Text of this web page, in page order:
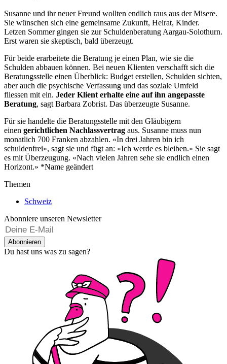
Susanne und ihr neuer Freund wollten endlich raus aus der Misere.
Sie wünschen sich eine gemeinsame Zukunft, Heirat, Kinder.
Letzen Sommer gingen sie zur Schuldenberatung Aargau-Solothurn.
Erst waren sie skeptisch, bald überzeugt.
Für beide erarbeitete die Beratung je einen Plan, wie sie die
Schulden abbauen können. Bei neuen Klienten verschafft sich die
Beratungsstelle einen Überblick: Budget erstellen, Schulden sichten,
aber auch die psychische Verfassung und das soziale Umfeld
fliessen mit ein. Jeder Klient erhalte eine auf ihn angepasste
Beratung, sagt Barbara Zobrist. Das überzeugte Susanne.
Für sie handelte die Beratungsstelle mit den Gläubigern
einen gerichtlichen Nachlassvertrag aus. Susanne muss nun
monatlich 700 Franken abzahlen. «In drei Jahren bin ich
schuldenfrei», sagt sie und fügt an: «Ich werde es bleiben.» Sie sagt
es mit Überzeugung. «Nach vielen Jahren sehe sie endlich einen
Horizont.» *Name geändert
Themen
Schweiz
Abonniere unseren Newsletter
Abonnieren
Du hast uns was zu sagen?